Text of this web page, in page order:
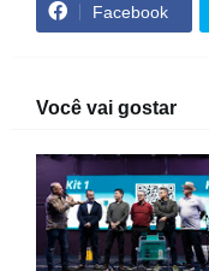
Facebook
Você vai gostar